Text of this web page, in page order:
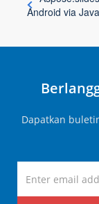
Android via
Dapatkan